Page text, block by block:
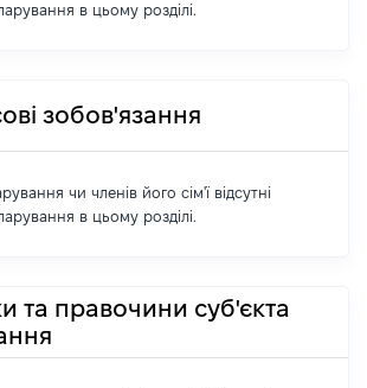
в цьому розділі.
зобов'язання
чи членів його сім'ї відсутні
в цьому розділі.
та правочини суб'єкта